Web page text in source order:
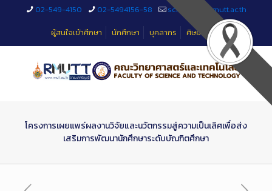
02-549-4150 02-5494156-58
sciteched@rmutt.ac.th
ผู้สนใจเข้าศึกษา
นักศึกษา บุคลากร ศิษย์เก่า
โครงการเผยแพร่ผลงานวิจัยและนวัตกรรมสู่ความเป็นเลิศเพื่อส่ง
เสริมการพัฒนานักศึกษาระดับบัณฑิตศึกษา